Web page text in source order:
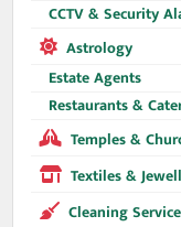
CCTV & Security
Astrology
Estate Agents
Restaurants &
Temples &
Textiles &
Cleaning